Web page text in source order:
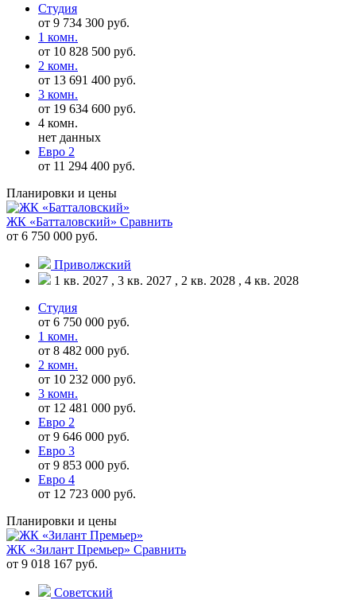
Студия
от 9 734 300 руб.
1 комн.
от 10 828 500 руб.
2 комн.
от 13 691 400 руб.
3 комн.
от 19 634 600 руб.
4 комн.
нет данных
Евро 2
от 11 294 400 руб.
Планировки и цены
ЖК «Батталовский» Сравнить
от 6 750 000 руб.
Приволжский
1 кв. 2027 , 3 кв. 2027 , 2 кв. 2028 , 4 кв. 2028
Студия
от 6 750 000 руб.
1 комн.
от 8 482 000 руб.
2 комн.
от 10 232 000 руб.
3 комн.
от 12 481 000 руб.
Евро 2
от 9 646 000 руб.
Евро 3
от 9 853 000 руб.
Евро 4
от 12 723 000 руб.
Планировки и цены
ЖК «Зилант Премьер» Сравнить
от 9 018 167 руб.
Советский